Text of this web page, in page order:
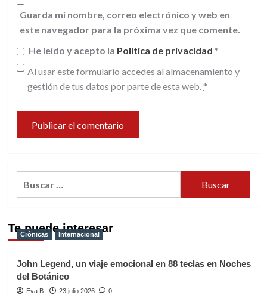
Guarda mi nombre, correo electrónico y web en
este navegador para la próxima vez que comente.
He leído y acepto la Política de privacidad *
Al usar este formulario accedes al almacenamiento y
gestión de tus datos por parte de esta web. *
Te puede interesar
Crónicas Internacional
John Legend, un viaje emocional en 88 teclas en Noches
del Botánico
Eva B. 23 julio 2026 0